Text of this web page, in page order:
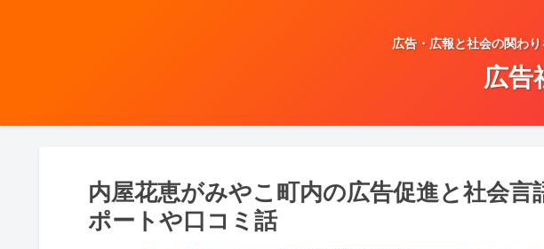
広告・広報と社会の関わ
広告
内屋花恵がみやこ町内の広告促進と社会言
ポートや口コミ話